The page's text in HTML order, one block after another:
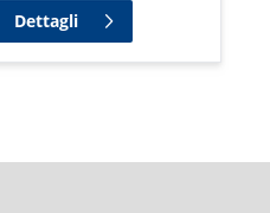
Dettagli